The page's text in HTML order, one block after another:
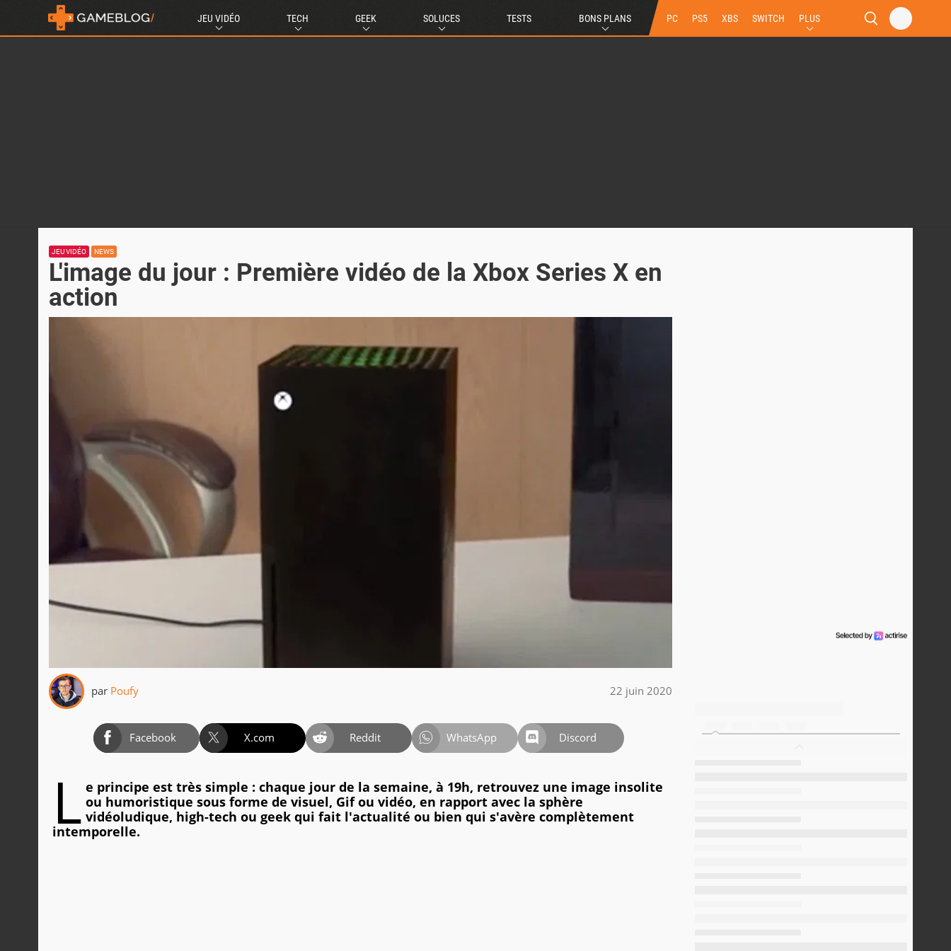
JEU VIDÉO TECH GEEK SOLUCES TESTS BONS PLANS PC PS5 XBS SWITCH PLUS
JEU VIDÉO NEWS
L'image du jour : Première vidéo de la Xbox Series X en
action
par Poufy 22 juin 2020
Facebook X.com Reddit WhatsApp Discord
L e principe est très simple : chaque jour de la semaine, à 19h, retrouvez une image insolite
ou humoristique sous forme de visuel, Gif ou vidéo, en rapport avec la sphère
vidéoludique, high-tech ou geek qui fait l'actualité ou bien qui s'avère complètement
intemporelle.